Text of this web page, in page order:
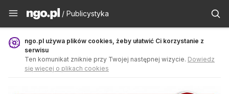
Publicystyka - ngo.pl
/ Publicystyka
ngo.pl używa plików cookies, żeby ułatwić Ci korzystanie z
serwisu
Ten komunikat zniknie przy Twojej następnej wizycie. Dowiedz
się więcej o plikach cookies